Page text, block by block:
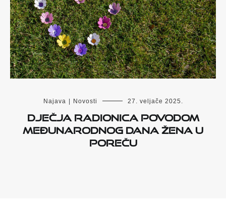
Najava Novosti 27. veljače 2025.
Dječja radionica povodom
Međunarodnog dana žena u
Poreču